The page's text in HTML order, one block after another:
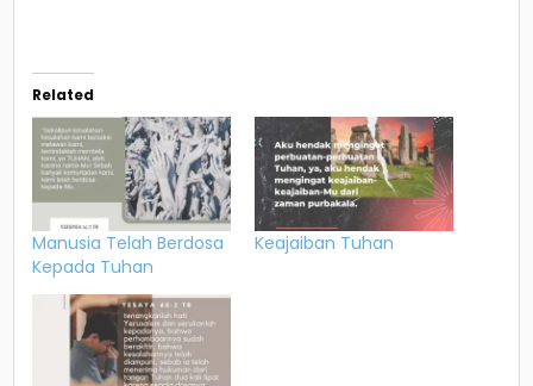
Related
Manusia Telah Berdosa
Kepada Tuhan
Keajaiban Tuhan